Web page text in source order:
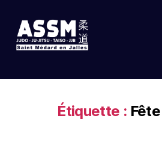
Étiquette :